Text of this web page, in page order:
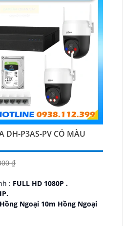
DH-P3AS-PV CÓ MÀU
₫
: FULL HD 1080P .
IP.
Hồng Ngoại 10m Hồng Ngoại